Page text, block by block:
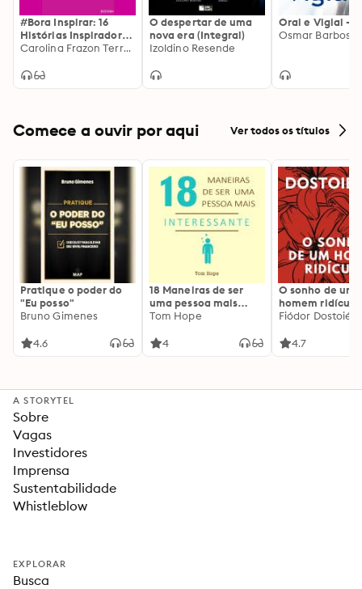
#Bora Inspirar: 16
Histórias Inspiradoras
de
Feminino
Carolina Frazon Terra, Elisa Rosenthal, Carla Catap Strauss, Carolina Caliman, Claudia Colaferro, Cristina Bordignon Salamoni, Denise Zaclis Antão, Diana Gabanyi, Dilma Souza Campos, Emilia Chagas, Fernanda Melnik Zekcer, Flávia De Picciotto Terpins, Juliana Cambur Berger, Lívia Zillo, Nara Duarte Pinski, Renata de L. B. Benaderet, Sabrina Nudeliman Wagon
O despertar de uma
nova era (Integral)
Izoldino Resende
Orai e Vigiai -
Osmar Barbosa
Comece a ouvir por aqui Ver todos os títulos
Pratique o poder do
"Eu posso"
Bruno Gimenes
4.6
18 Maneiras de ser
uma pessoa mais
interessante
Tom Hope
4
O sonho de um
homem ridículo
Fiódor
4.7
A STORYTEL
Sobre
Vagas
Investidores
Imprensa
Sustentabilidade
Whistleblow
EXPLORAR
Busca